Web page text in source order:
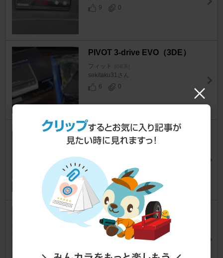
9
0
PIVOT 3-drive EVO（3DE）
フィット [GE系]
sekitaku31さん
6
0
SHOWA製 ホンダ純正部品 R
S後期用 スプリング＆ショッ
フィット [GE系]
SOICHIROさん
siecle / ジェイロード MINICON
フィット [GE系]
のりだ―改？さん